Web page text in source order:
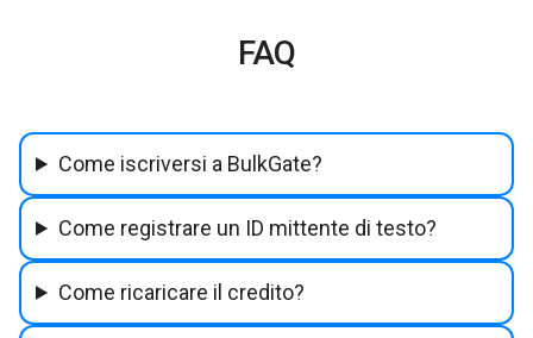
FAQ
Come iscriversi a BulkGate?
Come registrare un ID mittente di testo?
Come ricaricare il credito?